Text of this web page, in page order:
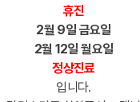
휴진
2월 9일 금요일
2월 12일 월요일
정상진료
입니다.